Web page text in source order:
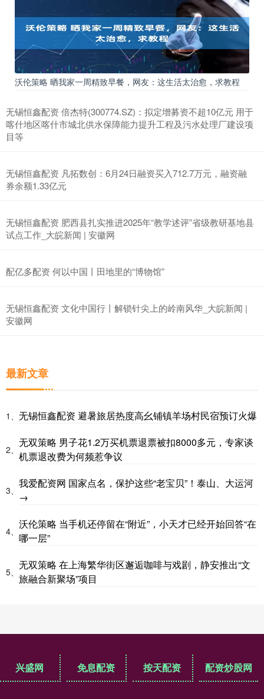
沃伦策略 晒我家一周精致早餐，网友：这生活太治愈，求教程
无锡恒鑫配资 倍杰特(300774.SZ)：拟定增募资不超10亿元 用于
喀什地区喀什市城北供水保障能力提升工程及污水处理厂建设项
目等
无锡恒鑫配资 凡拓数创：6月24日融资买入712.7万元，融资融
券余额1.33亿元
无锡恒鑫配资 肥西县扎实推进2025年“教学述评”省级教研基地县
试点工作_大皖新闻 | 安徽网
配亿多配资 何以中国丨田地里的“博物馆”
无锡恒鑫配资 文化中国行丨解锁针尖上的岭南风华_大皖新闻 |
安徽网
最新文章
1、 无锡恒鑫配资 避暑旅居热度高幺铺镇羊场村民宿预订火爆
2、
无双策略 男子花1.2万买机票退票被扣8000多元，专家谈
机票退改费为何频惹争议
3、
我爱配资网 国家点名，保护这些“老宝贝”！泰山、大运河
→
4、
沃伦策略 当手机还停留在“附近”，小天才已经开始回答“在
哪一层”
5、
无双策略 在上海繁华街区邂逅咖啡与戏剧，静安推出“文
旅融合新聚场”项目
兴盛网 免息配资 按天配资 配资炒股网